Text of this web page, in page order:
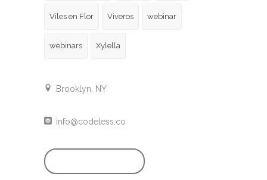
Viles en Flor Viveros webinar
webinars Xylella
Brooklyn, NY
info@codeless.co